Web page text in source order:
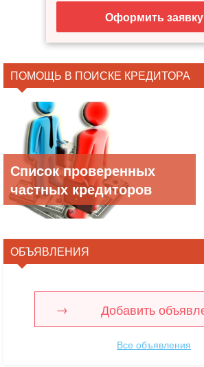
Оформить заявку
ПОМОЩЬ В ПОИСКЕ КРЕДИТОРА
Список проверенных
частных кредиторов
ОБЪЯВЛЕНИЯ
Добавить
Все объявления